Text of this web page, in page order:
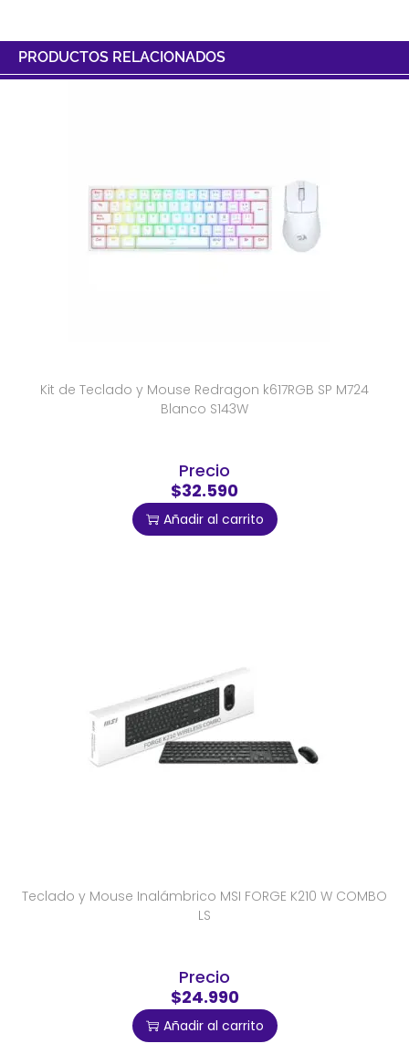
PRODUCTOS RELACIONADOS
Kit de Teclado y Mouse Redragon k617RGB SP M724
Blanco S143W
Precio
$32.590
Añadir al carrito
Teclado y Mouse Inalámbrico MSI FORGE K210 W COMBO
LS
Precio
$24.990
Añadir al carrito